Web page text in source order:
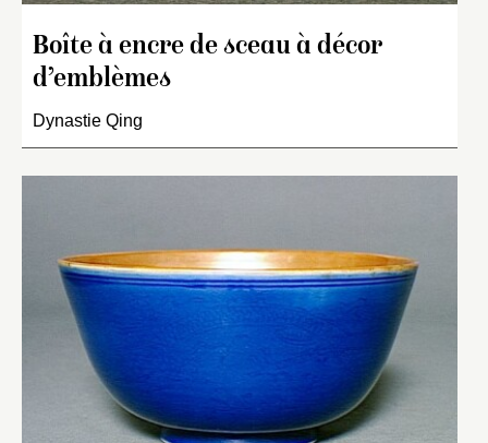
Boîte à encre de sceau à décor
d’emblèmes
Dynastie Qing